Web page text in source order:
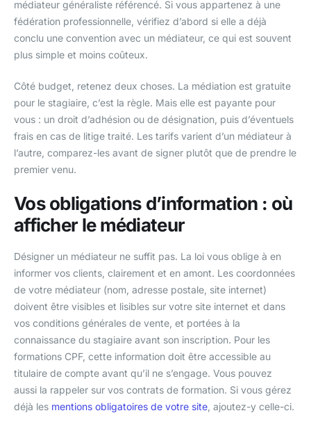
médiateur généraliste référencé. Si vous appartenez à une
fédération professionnelle, vérifiez d’abord si elle a déjà
conclu une convention avec un médiateur, ce qui est souvent
plus simple et moins coûteux.
Côté budget, retenez deux choses. La médiation est gratuite
pour le stagiaire, c’est la règle. Mais elle est payante pour
vous : un droit d’adhésion ou de désignation, puis d’éventuels
frais en cas de litige traité. Les tarifs varient d’un médiateur à
l’autre, comparez-les avant de signer plutôt que de prendre le
premier venu.
Vos obligations d’information : où
afficher le médiateur
Désigner un médiateur ne suffit pas. La loi vous oblige à en
informer vos clients, clairement et en amont. Les coordonnées
de votre médiateur (nom, adresse postale, site internet)
doivent être visibles et lisibles sur votre site internet et dans
vos conditions générales de vente, et portées à la
connaissance du stagiaire avant son inscription. Pour les
formations CPF, cette information doit être accessible au
titulaire de compte avant qu’il ne s’engage. Vous pouvez
aussi la rappeler sur vos contrats de formation. Si vous gérez
déjà les mentions obligatoires de votre site , ajoutez-y celle-ci.